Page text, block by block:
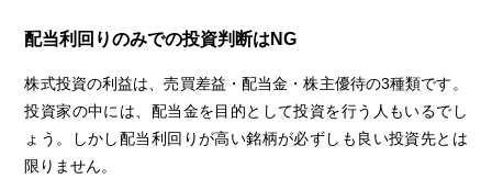
配当利回りのみでの投資判断はNG
株式投資の利益は、売買差益・配当金・株主優待の3種類です。
投資家の中には、配当金を目的として投資を行う人もいるでし
ょう。しかし配当利回りが高い銘柄が必ずしも良い投資先とは
限りません。